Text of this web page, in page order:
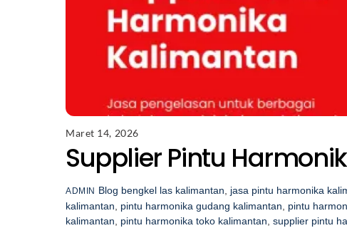
Maret 14, 2026
Supplier Pintu
ADMIN Blog bengkel las kalimantan jasa pintu harmonika
kalimantan
pintu harmonika gudang kalimantan pintu
kalimantan
pintu harmonika toko kalimantan supplier pintu